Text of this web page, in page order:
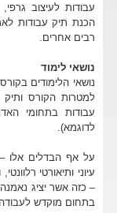
עבודות לעיצוב
הכנת תיק עבודות
רבים אחרים.
נושאי לימוד
נושאי הלימודים
למטרות הקורס
עבודות בתחומי
לדוגמא).
על אף הבדלים אלו
עיוני ותיאורטי
– כזה אשר יציג
בתחום מוקדש